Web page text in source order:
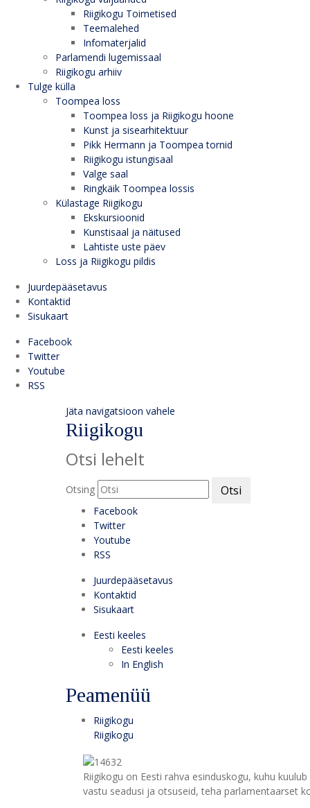
Riigikogu Toimetised
Teemalehed
Infomaterjalid
Parlamendi lugemissaal
Riigikogu arhiiv
Tulge külla
Toompea loss
Toompea loss ja Riigikogu hoone
Kunst ja sisearhitektuur
Pikk Hermann ja Toompea tornid
Riigikogu istungisaal
Valge saal
Ringkäik Toompea lossis
Külastage Riigikogu
Ekskursioonid
Kunstisaal ja näitused
Lahtiste uste päev
Loss ja Riigikogu pildis
Juurdepääsetavus
Kontaktid
Sisukaart
Facebook
Twitter
Youtube
RSS
Jäta navigatsioon vahele
Riigikogu
Otsi lehelt
Otsing Otsi
Facebook
Twitter
Youtube
RSS
Juurdepääsetavus
Kontaktid
Sisukaart
Eesti keeles
Eesti keeles
In English
Peamenüü
Riigikogu
Riigikogu
Riigikogu on Eesti rahva esinduskogu, kuhu
vastu seadusi ja otsuseid, teha parlamentaarset